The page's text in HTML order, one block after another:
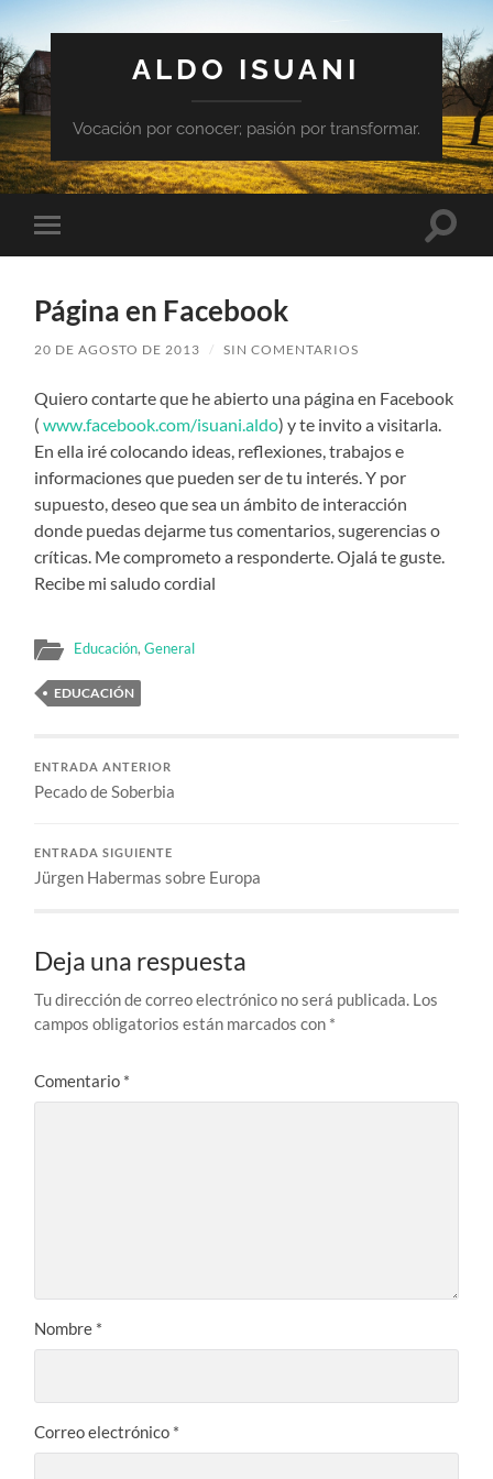
ALDO ISUANI
Vocación por conocer; pasión por transformar.
Alternar
el
móvil
Página en Facebook
20 DE AGOSTO DE 2013 / SIN COMENTARIOS
Quiero contarte que he abierto una página en Facebook
(www.facebook.com/isuani.aldo) y te invito a visitarla.
En ella iré colocando ideas, reflexiones, trabajos e
informaciones que pueden ser de tu interés. Y por
supuesto, deseo que sea un ámbito de interacción
donde puedas dejarme tus comentarios, sugerencias o
críticas. Me comprometo a responderte. Ojalá te guste.
Recibe mi saludo cordial
Educación,General
EDUCACIÓN
ENTRADA ANTERIOR
Pecado de Soberbia
ENTRADA SIGUIENTE
Jürgen Habermas sobre Europa
Deja una respuesta
Tu dirección de correo electrónico no será publicada. Los
campos obligatorios están marcados con *
Comentario *
Nombre *
Correo electrónico *